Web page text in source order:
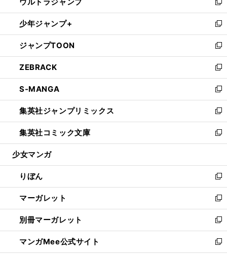
で
開
く
ド
ウ
で
開
く
ィ
ン
ド
ウ
で
開
く
い
ウ
ィ
ン
ド
ウ
で
開
く
新
し
い
ウ
ィ
ン
ド
ウ
で
開
く
少年ジャンプ+
新
し
い
ウ
ィ
ン
ド
ウ
で
開
く
ジャンプTOON
新
し
い
ウ
ィ
ン
ド
ウ
で
開
ZEBRACK
新
し
い
ウ
ィ
ン
ド
ウ
開
く
S-MANGA
新
し
い
ウ
ィ
ン
ウ
で
開
く
集英社ジャンプリミックス
新
し
い
ウ
ン
ド
ウ
で
開
く
集英社コミック文庫
新
し
ウ
ィ
ン
ド
ウ
で
開
く
少女マンガ
りぼん
新
し
い
ウ
ィ
ン
ド
ウ
マーガレット
新
し
い
ウ
ィ
ン
別冊マーガレット
新
し
い
ウ
マンガMee公式サイト
新